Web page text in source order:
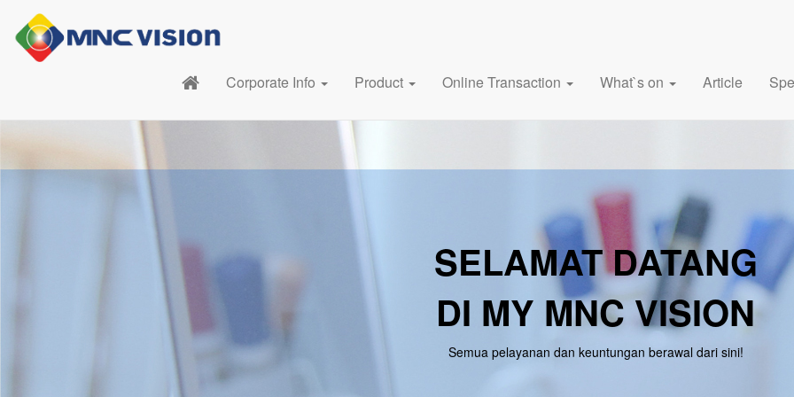
Corporate Info Product Online Transaction What`s on Article
SELAMAT DATANG
DI MY MNC VISION
Semua pelayanan dan keuntungan berawal dari sini!